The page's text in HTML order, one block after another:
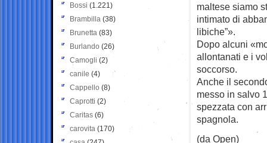
maltese siamo
intimato di
libiche”».
Dopo alcuni
allontanati e i
soccorso.
Anche il
messo in salvo
spezzata con
spagnola.
(da Open)
Bossi (1.221)
Brambilla (38)
Brunetta (83)
Burlando (26)
Camogli (2)
canile (4)
Cappello (8)
Caprotti (2)
Caritas (6)
carovita (170)